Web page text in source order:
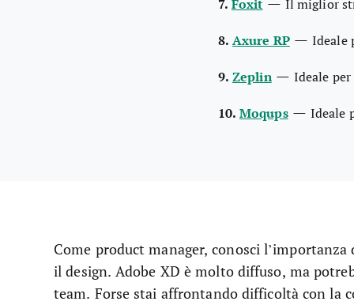
Il miglior
8. Axure RP —Ideale
9. Zeplin — Ideale
10. Moqups — Ideale
Come product manager, conosci
il design. Adobe XD è molto diffuso, ma
team. Forse stai affrontando difficoltà con la